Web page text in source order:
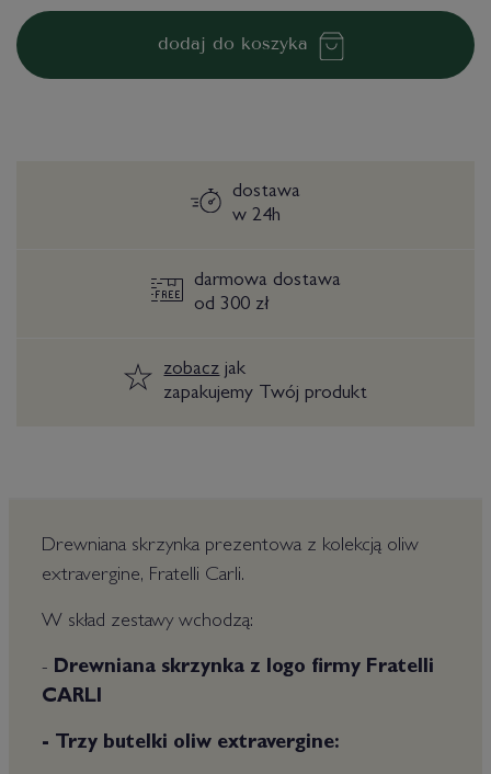
dodaj do koszyka
dostawa
w 24h
darmowa dostawa
od 300 zł
zobaczjak
zapakujemy Twój produkt
Drewniana skrzynka prezentowa z kolekcją oliw
extravergine, Fratelli Carli.
W skład zestawy wchodzą:
- Drewniana skrzynka z logo firmy Fratelli
CARLI
- Trzy butelki oliw extravergine: